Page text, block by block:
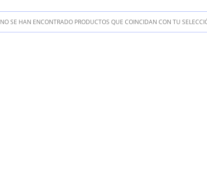
NO SE HAN ENCONTRADO PRODUCTOS QUE COINCIDAN CON TU